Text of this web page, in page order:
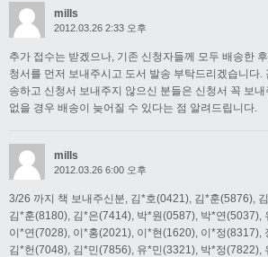
mills
2012.03.26 2:33 오후
추가 접수는 받겠으나, 기존 신청자들께 모두 배송한
청서를 먼저 보내주시고 도서 발송 부탁드리겠습니다.
송하고 신청서 보내주지 않으신 분들은 신청서 꼭 보
없을 경우 배송이 늦어질 수 있다는 점 알려드립니다.
mills
2012.03.26 6:00 오후
3/26 까지 책 보내주신분, 김*호(0421), 김*훈(5876),
김*훈(8180), 김*은(7414), 박*원(0587), 박*연(5037),
이*연(7028), 이*홍(2021), 이*현(1620), 이*정(8317),
김*헌(7048), 김*민(7856), 유*민(3321), 박*정(7822),